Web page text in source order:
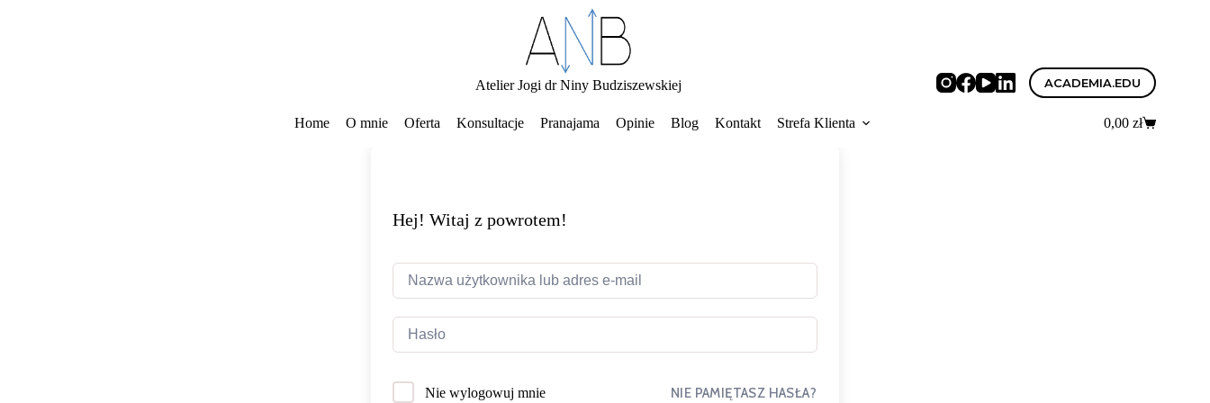
Atelier Jogi dr Niny Budziszewskiej ACADEMIA.EDU
Home O mnie Oferta Konsultacje Pranajama Opinie Blog Kontakt Strefa Klienta Koszyk
0,00 zł
Hej! Witaj z powrotem!
Nie wylogowuj mnie NIE PAMIĘTASZ HASŁA?